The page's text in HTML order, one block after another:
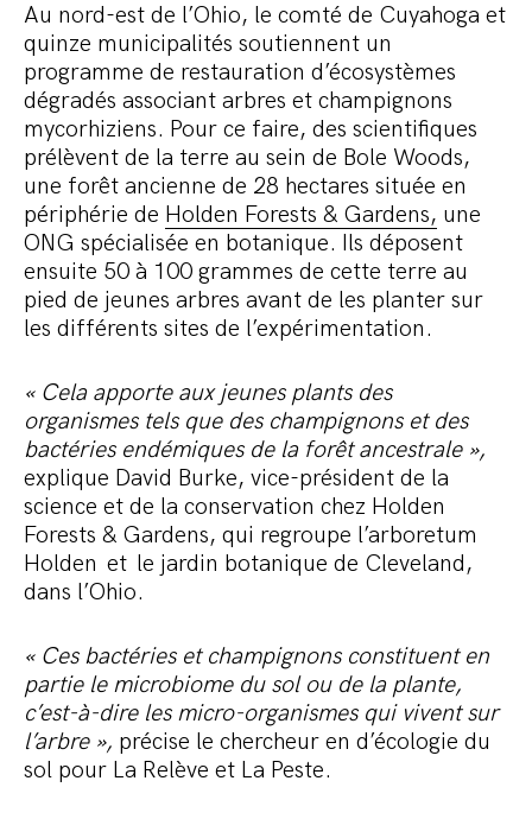
Au nord-est de l’Ohio, le comté de Cuyahoga et
quinze municipalités soutiennent un
programme de restauration d’écosystèmes
dégradés associant arbres et champignons
mycorhiziens. Pour ce faire, des scientifiques
prélèvent de la terre au sein de Bole Woods,
une forêt ancienne de 28 hectares située en
périphérie de Holden Forests & Gardens, une
ONG spécialisée en botanique. Ils déposent
ensuite 50 à 100 grammes de cette terre au
pied de jeunes arbres avant de les planter sur
les différents sites de l’expérimentation.
« Cela apporte aux jeunes plants des
organismes tels que des champignons et des
bactéries endémiques de la forêt ancestrale »,
explique David Burke, vice-président de la
science et de la conservation chez Holden
Forests & Gardens, qui regroupe l’arboretum
Holden et le jardin botanique de Cleveland,
dans l’Ohio.
« Ces bactéries et champignons constituent en
partie le microbiome du sol ou de la plante,
c’est-à-dire les micro-organismes qui vivent sur
l’arbre », précise le chercheur en d’écologie du
sol pour La Relève et La Peste.